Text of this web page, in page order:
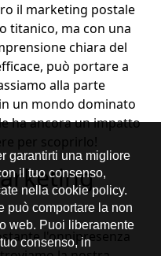
il marketing postale
titanico, ma con una
chiara del
può portare a
alla parte
un mondo dominato
ha ancora un impatto
per scoprirlo!
l'onnipresenza